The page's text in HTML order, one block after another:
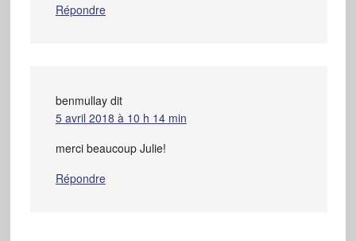
Répondre
benmullay dit
5 avril 2018 à 10 h 14 min
merci beaucoup Julie!
Répondre